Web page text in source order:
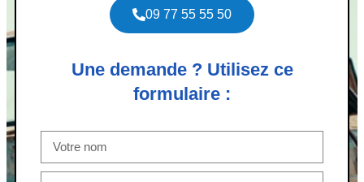
09 77 55 55 50
Une demande ? Utilisez ce
formulaire :